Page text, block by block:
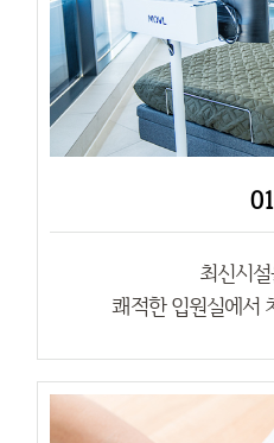
최신시
쾌적한 입원실에서